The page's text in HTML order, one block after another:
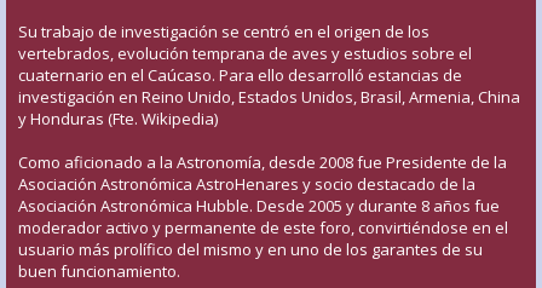
Su trabajo de investigación se centró en el origen de los
vertebrados, evolución temprana de aves y estudios sobre el
cuaternario en el Caúcaso. Para ello desarrolló estancias de
investigación en Reino Unido, Estados Unidos, Brasil, Armenia, China
y Honduras (Fte. Wikipedia)
Como aficionado a la Astronomía, desde 2008 fue Presidente de la
Asociación Astronómica AstroHenares y socio destacado de la
Asociación Astronómica Hubble. Desde 2005 y durante 8 años fue
moderador activo y permanente de este foro, convirtiéndose en el
usuario más prolífico del mismo y en uno de los garantes de su
buen funcionamiento.